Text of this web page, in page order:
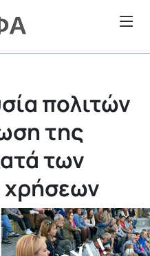
πολιτών
της
των
χρήσεων